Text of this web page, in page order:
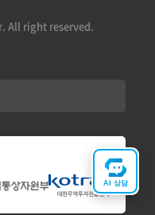
All right reserved.
AI 상담